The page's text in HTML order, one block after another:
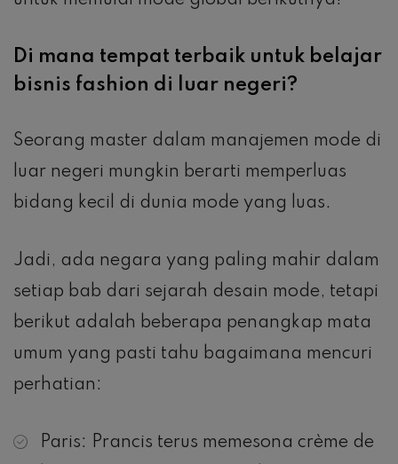
Di mana tempat terbaik untuk belajar
bisnis fashion di luar negeri?
Seorang master dalam manajemen mode di
luar negeri mungkin berarti memperluas
bidang kecil di dunia mode yang luas.
Jadi, ada negara yang paling mahir dalam
setiap bab dari sejarah desain mode, tetapi
berikut adalah beberapa penangkap mata
umum yang pasti tahu bagaimana mencuri
perhatian:
Paris: Prancis terus memesona crème de